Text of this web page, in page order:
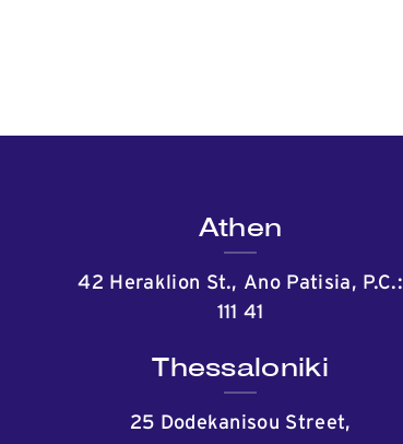
Athen
42 Heraklion St., Ano Patisia, P.C.:
111 41
Thessaloniki
25 Dodekanisou Street,